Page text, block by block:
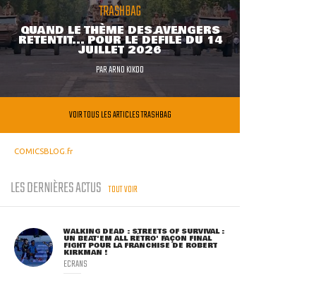
TRASHBAG
QUAND LE THÈME DES AVENGERS
RETENTIT... POUR LE DÉFILÉ DU 14
JUILLET 2026
PARARNO KIKOO
VOIR TOUS LES ARTICLES TRASHBAG
COMICSBLOG.fr
LES DERNIÈRES ACTUS TOUT VOIR
WALKING DEAD : STREETS OF SURVIVAL :
UN BEAT'EM ALL RÉTRO' FAÇON FINAL
FIGHT POUR LA FRANCHISE DE ROBERT
KIRKMAN !
ECRANS